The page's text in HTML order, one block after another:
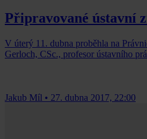
Připravované ústavní
V úterý 11. dubna proběhla na
Gerloch, CSc., profesor ústavního
Jakub Míl • 27. dubna 2017, 22:00